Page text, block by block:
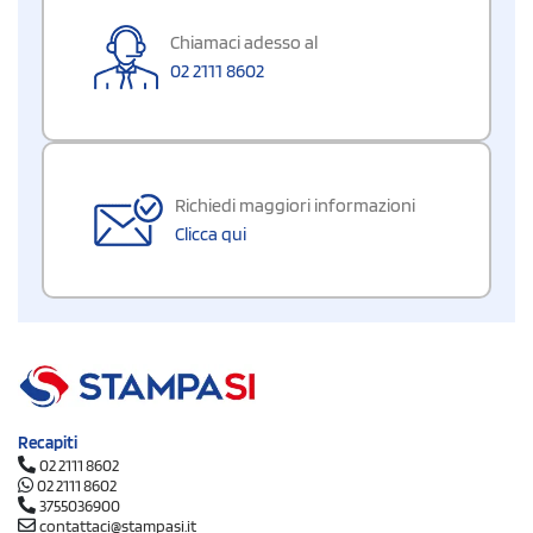
Chiamaci adesso al
02 2111 8602
Richiedi maggiori informazioni
Clicca qui
Recapiti
02 2111 8602
02 2111 8602
3755036900
contattaci@stampasi.it